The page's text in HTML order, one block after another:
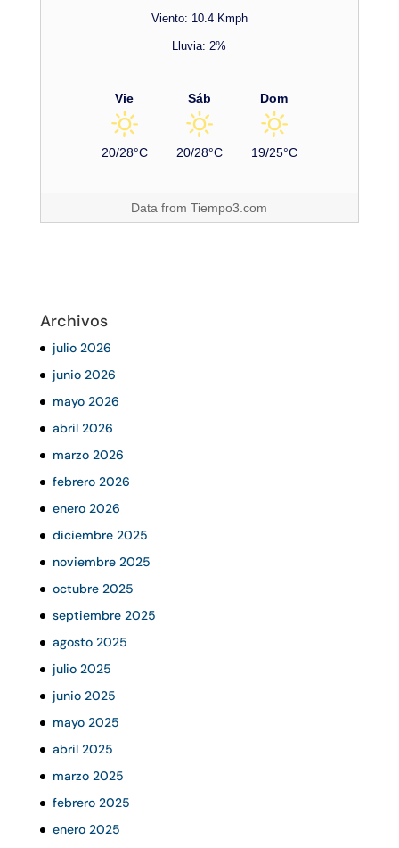
Viento: 10.4 Kmph
Lluvia: 2%
Vie
20/28°C
Sáb
20/28°C
Dom
19/25°C
Data fromTiempo3.com
Archivos
julio 2026
junio 2026
mayo 2026
abril 2026
marzo 2026
febrero 2026
enero 2026
diciembre 2025
noviembre 2025
octubre 2025
septiembre 2025
agosto 2025
julio 2025
junio 2025
mayo 2025
abril 2025
marzo 2025
febrero 2025
enero 2025